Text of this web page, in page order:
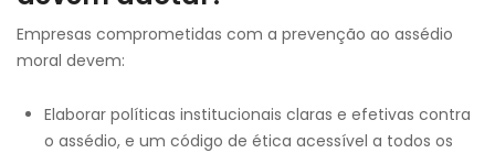
Empresas comprometidas com a prevenção ao assédio
moral devem:
Elaborar políticas institucionais claras e efetivas contra
o assédio, e um código de ética acessível a todos os